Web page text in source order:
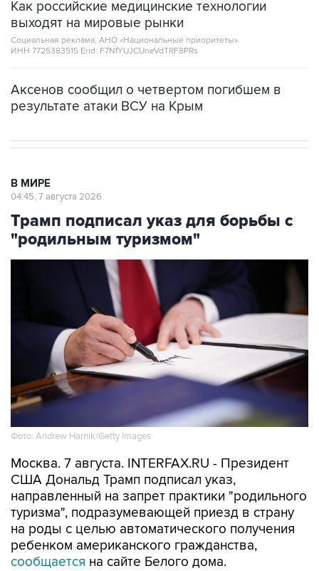
Как российские медицинские технологии
выходят на мировые рынки
Социальная реклама, АНО «Национальные приоритеты».
ИНН 7725383515 Erid: F7NfYUJCUneVdTRF8PRs
Аксенов сообщил о четвертом погибшем в
результате атаки ВСУ на Крым
В МИРЕ
04:45, 7 августа 2026
Трамп подписал указ для борьбы с
"родильным туризмом"
Фото: Andrew Harnik/Getty Images
Москва. 7 августа. INTERFAX.RU - Президент
США Дональд Трамп подписал указ,
направленный на запрет практики "родильного
туризма", подразумевающей приезд в страну
на роды с целью автоматического получения
ребенком американского гражданства,
сообщается на сайте Белого дома.